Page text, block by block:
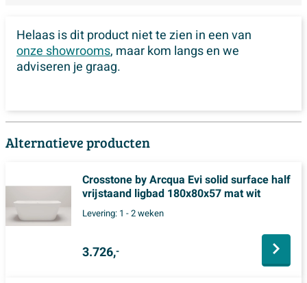
Helaas is dit product niet te zien in een van
onze showrooms, maar kom langs en we
adviseren je graag.
Alternatieve producten
Crosstone by Arcqua Evi solid surface half
vrijstaand ligbad 180x80x57 mat wit
Levering: 1 - 2 weken
3.726,-